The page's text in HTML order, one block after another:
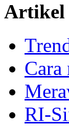
Artikel
RI-